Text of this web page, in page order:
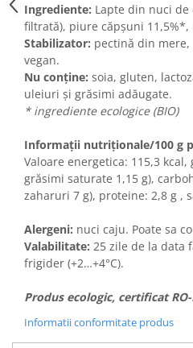
Ingrediente: Lapte din nuci de
filtrată), piure căpșuni
Stabilizator: pectină din
vegan.
Nu conține: soia, gluten,
uleiuri și grăsimi adăugate.
* ingrediente ecologice (BIO)
Informații nutriționale/100 g
Valoare energetica: 115,3
grăsimi saturate 1,15 g),
zaharuri 7 g), proteine: 2,8 g ,
Alergeni: nuci caju. Poate sa
Valabilitate: 25 zile de la data
frigider (+2…+4°C).
Produs ecologic, certificat RO-
Informatii conformitate produs